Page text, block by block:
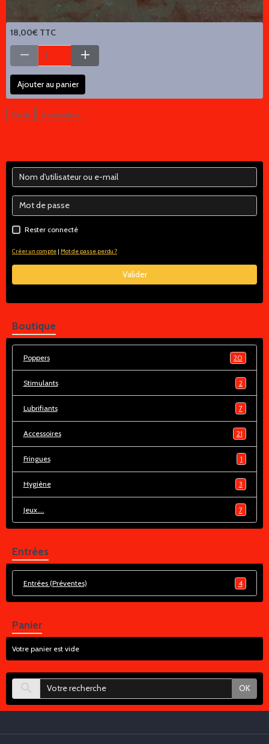
18,00€ TTC
Ajouter au panier
Plaisir Accessoires
Rester connecté
Créer un compte | Mot de passe perdu ?
Valider
Boutique
Poppers 20
Stimulants 2
Lubrifiants 7
Accessoires 21
Fringues 1
Hygiène 3
Jeux.... 7
Entrées
Entrées (Préventes) 4
Panier
Votre panier est vide
OK